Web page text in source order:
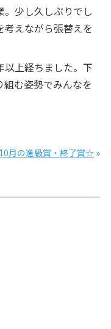
少し久しぶりでし
考えながら張替えを
以上経ちました。下
む姿勢でみんなを
10月の進級賞・終了賞☆ »